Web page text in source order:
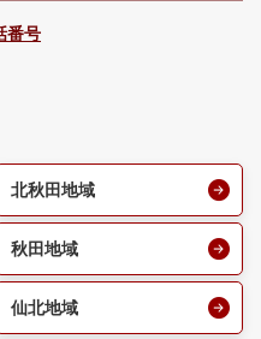
番号
北秋田地域
秋田地域
仙北地域